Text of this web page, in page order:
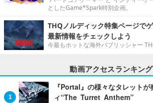
としたGame*Spark特別企画。
THQノルディック特集ページで
最新情報をチェックしよう
今最もホットな海外パブリッシャー
動画アクセスランキング
『Portal』の様々なタレット
ィ“The Turret Anthem”